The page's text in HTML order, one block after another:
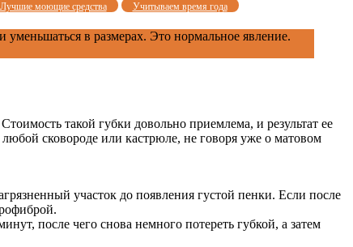
Лучшие моющие средства Учитываем время года
в размерах. Это нормальное явление.
такой губки довольно приемлема, и результат ее
сковороде или кастрюле, не говоря уже о матовом
участок до появления густой пенки. Если после
после чего снова немного потереть губкой, а затем